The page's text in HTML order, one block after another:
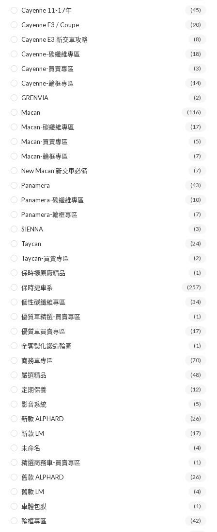
Cayenne 11-17年 (45)
Cayenne E3 / Coupe (90)
Cayenne E3 新交車攻略 (8)
Cayenne-碳纖維專區 (18)
Cayenne-買賣專區 (3)
Cayenne-輪框專區 (14)
GRENVIA (2)
Macan (116)
Macan-碳纖維專區 (17)
Macan-買賣專區 (5)
Macan-輪框專區 (7)
New Macan 新交車必備 (7)
Panamera (43)
Panamera-碳纖維專區 (10)
Panamera-輪框專區 (7)
SIENNA (3)
Taycan (24)
Taycan-買賣專區 (2)
保時捷原廠精品 (1)
保時捷車系 (257)
個性碳纖維專區 (34)
優質車精選-買賣專區 (1)
優質車買賣專區 (17)
全客製化鍛造輪圈 (1)
商務車專區 (70)
嚴選精品 (48)
定期保養 (12)
影音系統 (5)
新款 ALPHARD (26)
新款 LM (17)
未命名 (4)
精選商務車-買賣專區 (1)
舊款 ALPHARD (26)
舊款 LM (4)
車體包膜 (1)
輪框專區 (42)